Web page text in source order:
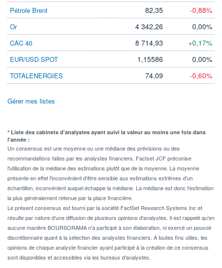
Pétrole Brent 82,35 -0,88%
Or 4 342,26 0,00%
CAC 40 8 714,93 +0,17%
EUR/USD SPOT 1,15586 0,00%
TOTALENERGIES 74,09 -0,60%
Gérer mes listes
* Liste des cabinets d'analystes ayant suivi la valeur au moins une fois dans
l'année :
Un consensus est une moyenne ou une médiane des prévisions ou des
recommandations faites par les analystes financiers. Factset JCF préconise
l'utilisation de la médiane des estimations plutôt que de la moyenne. La moyenne
présente en effet l'inconvénient d'être sensible aux estimations extrêmes d'un
échantillon, inconvénient auquel échappe la médiane. La médiane est donc l'estimation
la plus généralement retenue par la place financière.
Le présent consensus est fourni par la société FactSet Research Systems Inc et
résulte par nature d'une diffusion de plusieurs opinions d'analystes. Il est rappelé qu'en
aucune manière BOURSORAMA n'a participé à son élaboration, ni exercé un pouvoir
discrétionnaire quant à la sélection des analystes financiers. A toutes fins utiles, les
opinions de chaque analyste financier ayant participé à la création de ce consensus
sont disponibles et accessibles via les bureaux d'analystes.